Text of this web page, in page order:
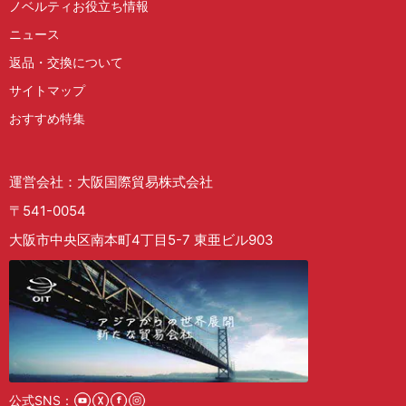
ノベルティお役立ち情報
ニュース
返品・交換について
サイトマップ
おすすめ特集
運営会社：大阪国際貿易株式会社
〒541-0054
大阪市中央区南本町4丁目5-7 東亜ビル903
公式SNS：